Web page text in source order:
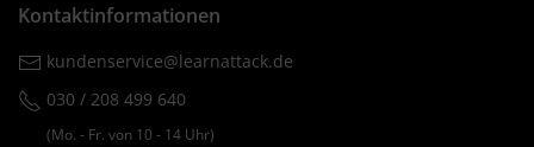
Kontaktinformationen
kundenservice@learnattack.de
030 / 208 499 640
(Mo. ‐ Fr. von 10 ‐ 14 Uhr)